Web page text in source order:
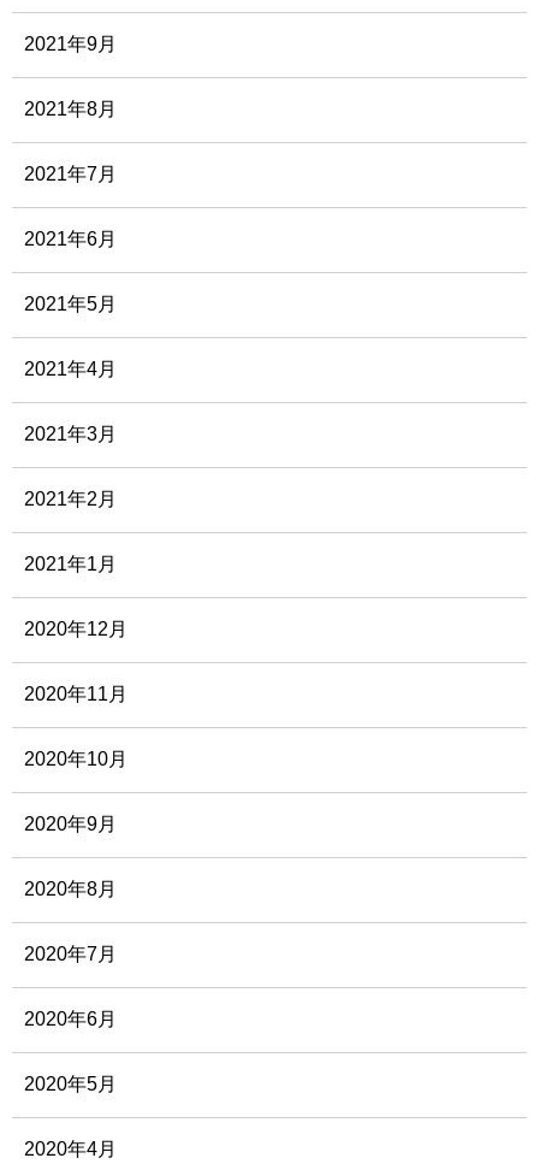
2021年9月
2021年8月
2021年7月
2021年6月
2021年5月
2021年4月
2021年3月
2021年2月
2021年1月
2020年12月
2020年11月
2020年10月
2020年9月
2020年8月
2020年7月
2020年6月
2020年5月
2020年4月